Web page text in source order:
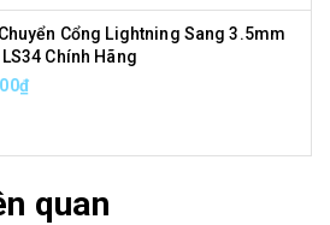
Cổng Lightning Sang 3.5mm
Chính Hãng
quan